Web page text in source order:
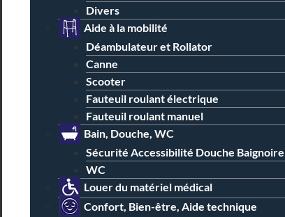
Divers
Aide à la mobilité
Déambulateur et Rollator
Canne
Scooter
Fauteuil roulant électrique
Fauteuil roulant manuel
Bain, Douche, WC
Sécurité Accessibilité Douche Baignoire
WC
Louer du matériel médical
Confort, Bien-être, Aide technique